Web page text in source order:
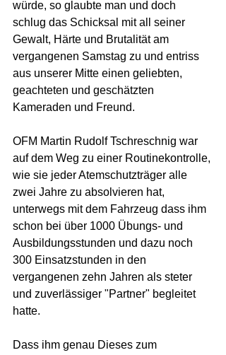
würde, so glaubte man und doch
schlug das Schicksal mit all seiner
Gewalt, Härte und Brutalität am
vergangenen Samstag zu und entriss
aus unserer Mitte einen geliebten,
geachteten und geschätzten
Kameraden und Freund.
OFM Martin Rudolf Tschreschnig war
auf dem Weg zu einer Routinekontrolle,
wie sie jeder Atemschutzträger alle
zwei Jahre zu absolvieren hat,
unterwegs mit dem Fahrzeug dass ihm
schon bei über 1000 Übungs- und
Ausbildungsstunden und dazu noch
300 Einsatzstunden in den
vergangenen zehn Jahren als steter
und zuverlässiger "Partner" begleitet
hatte.
Dass ihm genau Dieses zum